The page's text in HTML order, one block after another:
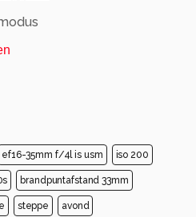
ef16-35mm f/4l is usm iso 200
brandpuntafstand 33mm
steppe avond